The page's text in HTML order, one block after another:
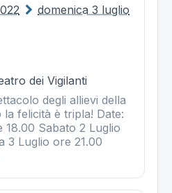
domenica 3 luglio
dei Vigilanti
degli allievi della
la felicità è tripla! Date:
18.00 Sabato 2 Luglio
3 Luglio ore 21.00